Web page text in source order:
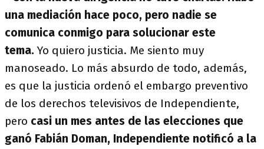
una mediación hace poco, pero nadie se
comunica conmigo para solucionar este
tema. Yo quiero justicia. Me siento muy
manoseado. Lo más absurdo de todo, además,
es que la justicia ordenó el embargo preventivo
de los derechos televisivos de Independiente,
pero casi un mes antes de las elecciones que
ganó Fabián Doman, Independiente notificó a la